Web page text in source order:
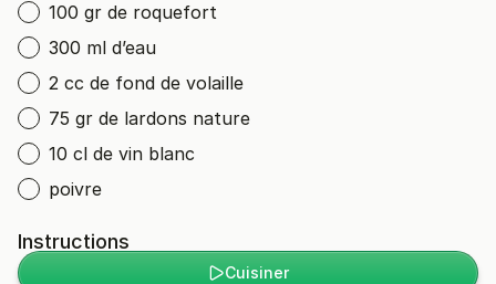
100 gr de roquefort
300 ml d’eau
2 cc de fond de volaille
75 gr de lardons nature
10 cl de vin blanc
poivre
Instructions
Cuisiner